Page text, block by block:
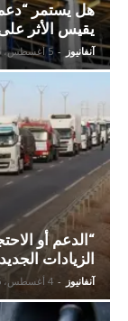
يقيس الأثر
آنفانيوز - 5 أغسطس، 2026
“الدعم أو
الزيادات
آنفانيوز - 4 أغسطس، 2026